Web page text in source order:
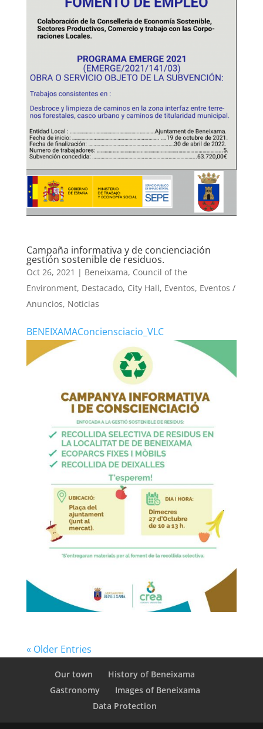
Campaña informativa y de concienciación
gestión sostenible de residuos.
Oct 26, 2021 | Beneixama, Council of the
Environment, Destacado, City Hall, Eventos, Eventos /
Anuncios, Noticias
BENEIXAMAConciensciacio_VLC
« Older Entries
Our town
History of Beneixama
Gastronomy
Images of Beneixama
Data Protection